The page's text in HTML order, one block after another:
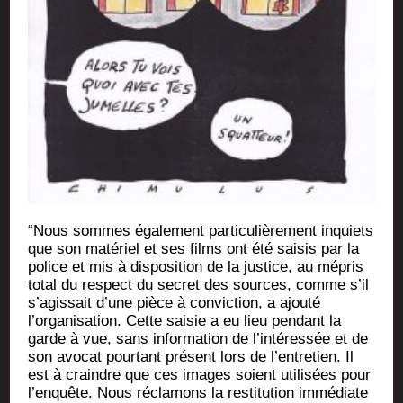
“Nous sommes éga­le­ment par­ti­cu­liè­re­ment inquiets
que son maté­riel et ses films ont été sai­sis par la
police et mis à dis­po­si­tion de la jus­tice, au mépris
total du res­pect du secret des sources, comme s’il
s’agissait d’une pièce à convic­tion, a ajou­té
l’organisation. Cette sai­sie a eu lieu pen­dant la
garde à vue, sans infor­ma­tion de l’intéressée et de
son avo­cat pour­tant pré­sent lors de l’entretien. Il
est à craindre que ces images soient uti­li­sées pour
l’enquête. Nous récla­mons la res­ti­tu­tion immé­diate